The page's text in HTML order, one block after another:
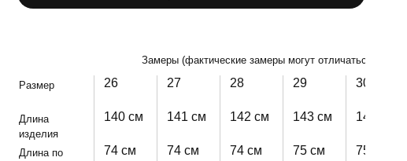
Замеры (фактические замеры могут отличаться +- 2 см)
Размер 26 27 28 29 30
Длина
изделия
140 см 141 см 142 см 143 см 144 см
Длина по
74 см 74 см 74 см 75 см 75 см